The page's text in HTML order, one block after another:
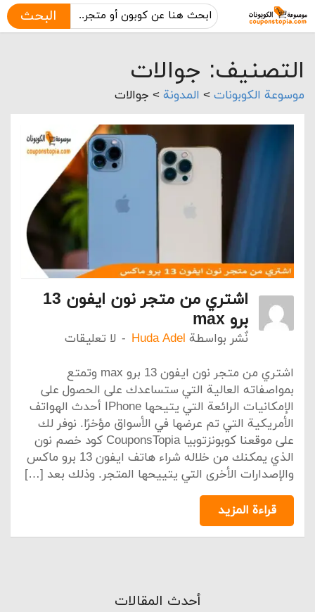
البحث
التصنيف: جوالات
موسوعة الكوبونات > المدونة > جوالات
اشتري من متجر نون ايفون 13
برو max
نٌشر بواسطة Huda Adel لا تعليقات
اشتري من متجر نون ايفون 13 برو max وتمتع
بمواصفاته العالية التي ستساعدك على الحصول على
الإمكانيات الرائعة التي يتيحها IPhone أحدث الهواتف
الأمريكية التي تم عرضها في الأسواق مؤخرًا. نوفر لك
على موقعنا كوبونزتوبيا CouponsTopia كود خصم نون
الذي يمكنك من خلاله شراء هاتف ايفون 13 برو ماكس
والإصدارات الأخرى التي يتييحها المتجر. وذلك بعد […]
قراءة المزيد
أحدث المقالات